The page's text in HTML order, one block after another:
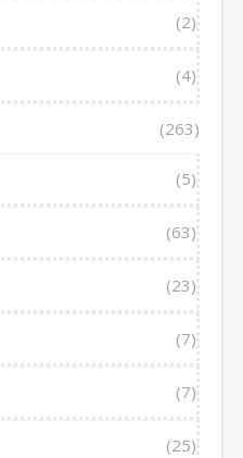
(2)
(4)
(263)
(5)
(63)
(23)
(7)
(7)
(25)